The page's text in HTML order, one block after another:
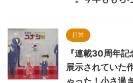
日常
『連載30周年記
展示されていた
ゃった！小さ過